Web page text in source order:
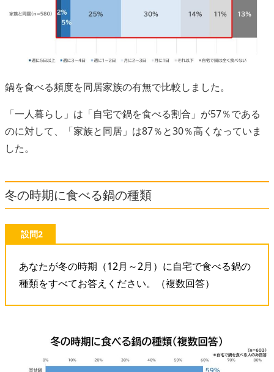
鍋を食べる頻度を同居家族の有無で比較しました。
「一人暮らし」は「自宅で鍋を食べる割合」が57％である
のに対して、「家族と同居」は87％と30％高くなっていま
した。
冬の時期に食べる鍋の種類
設問2
あなたが冬の時期（12月～2月）に自宅で食べる鍋の
種類をすべてお答えください。（複数回答）